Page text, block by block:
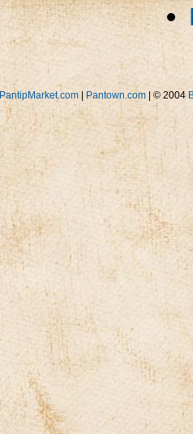
PantipMarket.com Pantown.com | © 2004